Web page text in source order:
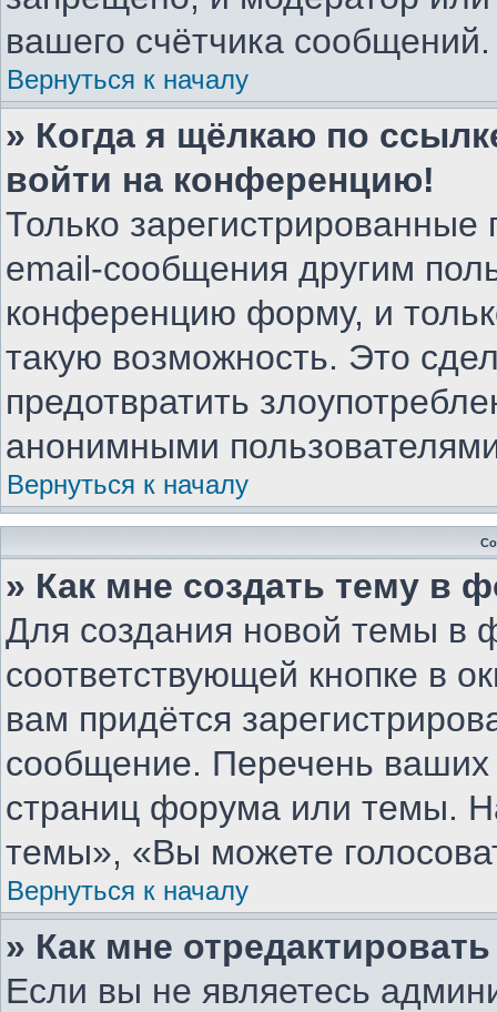
вашего счётчика сообщений.
Вернуться к началу
» Когда я щёлкаю по
войти на конференцию!
Только зарегистрированные
email-сообщения другим
конференцию форму, и
такую возможность. Это
предотвратить
анонимными
Вернуться к началу
» Как мне создать тему в
Для создания новой темы в
соответствующей кнопке в
вам придётся
сообщение. Перечень ваших
страниц форума или темы.
темы», «Вы можете
Вернуться к началу
» Как мне
Если вы не являетесь